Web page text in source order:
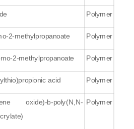
Polymer
2-methylpropanoate Polymer
2-methylpropanoate Polymer
acid Polymer
oxide)-b-poly(N,N- Polymer